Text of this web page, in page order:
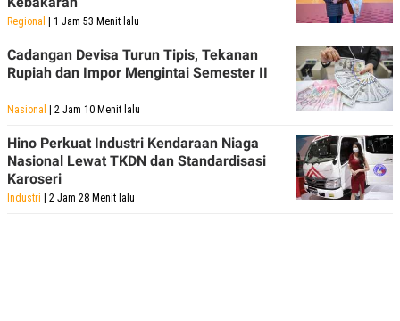
Regional | 1 Jam 53 Menit lalu
Cadangan Devisa Turun Tipis, Tekanan
Rupiah dan Impor Mengintai Semester II
Nasional | 2 Jam 10 Menit lalu
Hino Perkuat Industri Kendaraan Niaga
Nasional Lewat TKDN dan Standardisasi
Karoseri
Industri | 2 Jam 28 Menit lalu